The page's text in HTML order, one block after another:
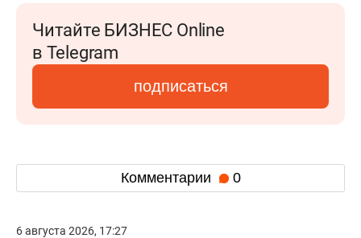
Читайте БИЗНЕС Online
в Telegram
подписаться
Комментарии 0
6 августа 2026, 17:27